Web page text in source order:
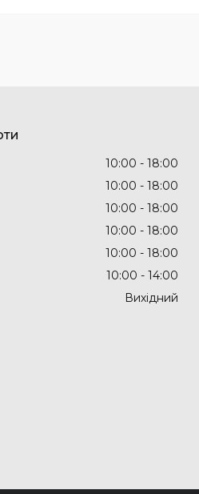
10:00
18:00
10:00
18:00
10:00
18:00
10:00
18:00
10:00
18:00
10:00
14:00
Вихідний